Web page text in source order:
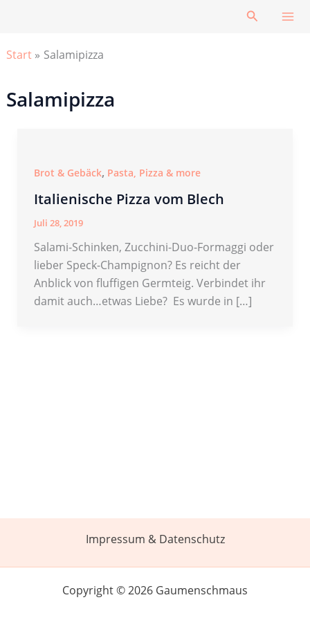
Suchen
Start Salamipizza
Salamipizza
Brot & Gebäck, Pasta, Pizza & more
Italienische Pizza vom Blech
Juli 28, 2019
Salami-Schinken, Zucchini-Duo-Formaggi oder
lieber Speck-Champignon? Es reicht der
Anblick von fluffigen Germteig. Verbindet ihr
damit auch…etwas Liebe? Es wurde in […]
Impressum & Datenschutz
Copyright © 2026 Gaumenschmaus